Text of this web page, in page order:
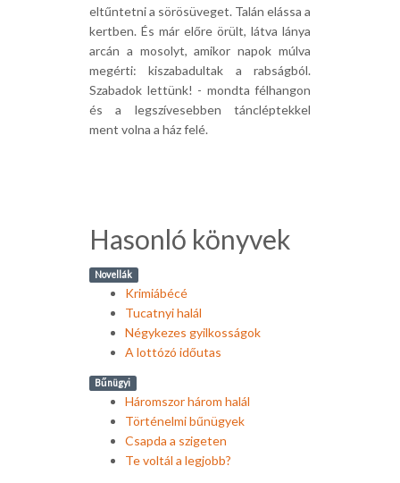
eltűntetni a sörösüveget. Talán elássa a
kertben. És már előre örült, látva lánya
arcán a mosolyt, amikor napok múlva
megérti: kiszabadultak a rabságból.
Szabadok lettünk! - mondta félhangon
és a legszívesebben táncléptekkel
ment volna a ház felé.
Hasonló könyvek
Novellák
Krimiábécé
Tucatnyi halál
Négykezes gyilkosságok
A lottózó időutas
Bűnügyi
Háromszor három halál
Történelmi bűnügyek
Csapda a szigeten
Te voltál a legjobb?